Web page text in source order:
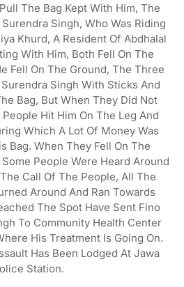
The Bag Kept With Him, The
Singh, Who Was Riding
Khurd, A Resident Of Abdhalal
With Him, Both Fell On The
Fell On The Ground, The Three
Singh With Sticks And
Bag, But When They Did Not
Hit Him On The Leg And
Which A Lot Of Money Was
Bag. When They Fell On The
People Were Heard Around
Call Of The People, All The
Around And Ran Towards
The Spot Have Sent Fino
To Community Health Center
His Treatment Is Going On.
Has Been Lodged At Jawa
Station.